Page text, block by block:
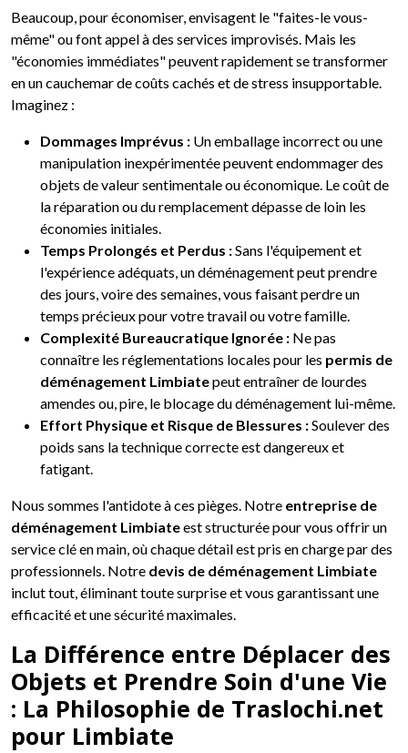
Beaucoup, pour économiser, envisagent le "faites-le vous-
même" ou font appel à des services improvisés. Mais les
"économies immédiates" peuvent rapidement se transformer
en un cauchemar de coûts cachés et de stress insupportable.
Imaginez :
Dommages Imprévus : Un emballage incorrect ou une
manipulation inexpérimentée peuvent endommager des
objets de valeur sentimentale ou économique. Le coût de
la réparation ou du remplacement dépasse de loin les
économies initiales.
Temps Prolongés et Perdus :Sans l'équipement et
l'expérience adéquats, un déménagement peut prendre
des jours, voire des semaines, vous faisant perdre un
temps précieux pour votre travail ou votre famille.
Complexité Bureaucratique Ignorée : Ne pas
connaître les réglementations locales pour les permis de
déménagement Limbiatepeut entraîner de lourdes
amendes ou, pire, le blocage du déménagement lui-même.
Effort Physique et Risque de Blessures :Soulever des
poids sans la technique correcte est dangereux et
fatigant.
Nous sommes l'antidote à ces pièges. Notre entreprise de
déménagement Limbiateest structurée pour vous offrir un
service clé en main, où chaque détail est pris en charge par des
professionnels. Notre devis de déménagement Limbiate
inclut tout, éliminant toute surprise et vous garantissant une
efficacité et une sécurité maximales.
La Différence entre Déplacer des
Objets et Prendre Soin d'une Vie
: La Philosophie de Traslochi.net
pour Limbiate